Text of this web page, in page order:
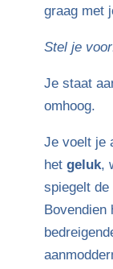
graag met
Stel je
Je staat
omhoog.
Je voelt je
het geluk,
spiegelt de
Bovendien